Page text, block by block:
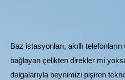
Baz istasyonları, akıllı
bağlayan çelikten direkler mi
dalgalarıyla beynimizi pişiren